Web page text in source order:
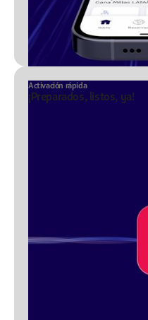
Activación rápida
¡Preparados, listos, ya!